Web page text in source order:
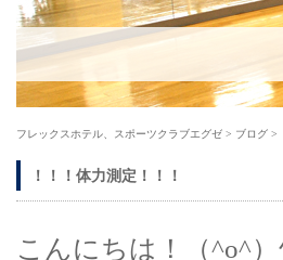
フレックスホテル、スポーツクラブエグゼ > ブログ >
！！！体力測定！！！
こんにちは！（^o^）